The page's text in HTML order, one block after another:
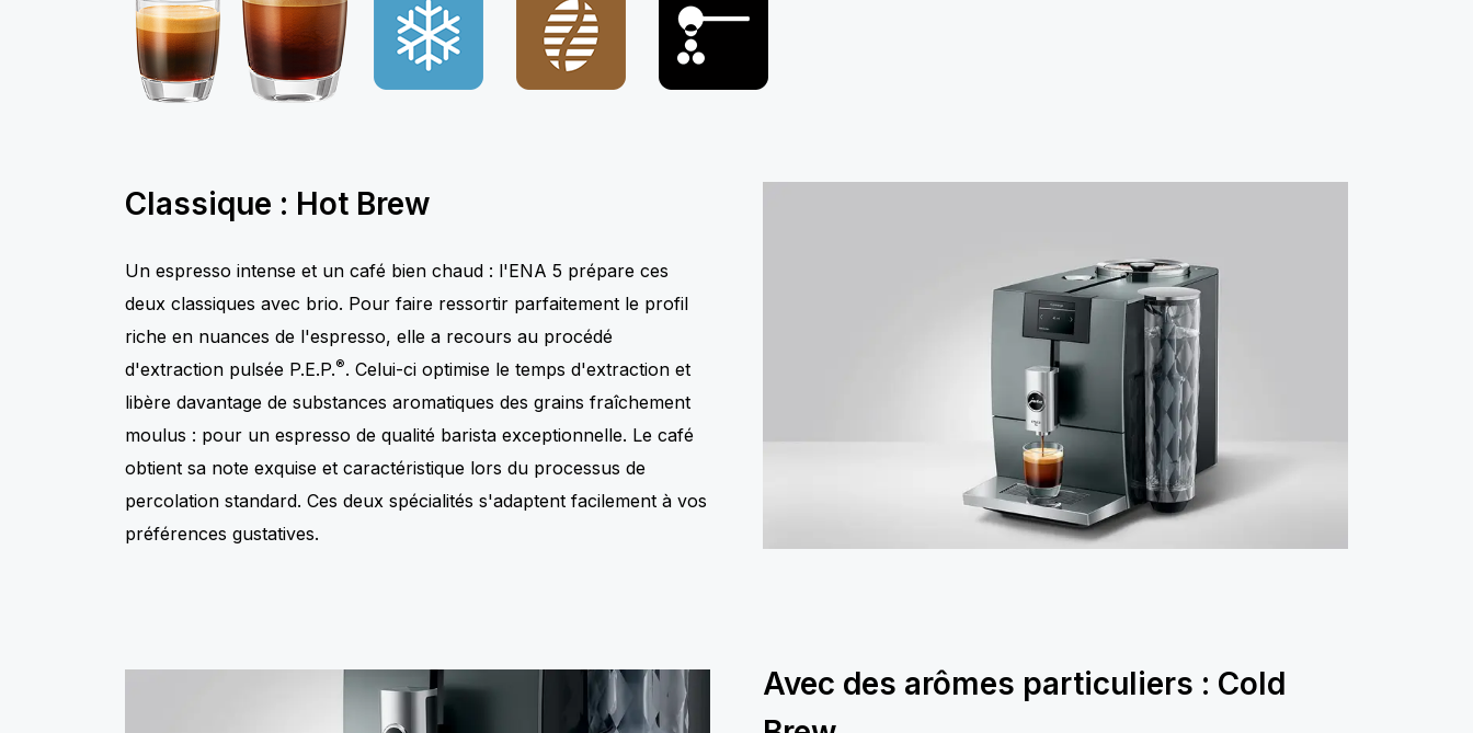
Classique : Hot Brew
Un espresso intense et un café bien chaud : l'ENA 5 prépare ces
deux classiques avec brio. Pour faire ressortir parfaitement le profil
riche en nuances de l'espresso, elle a recours au procédé
d'extraction pulsée P.E.P.®. Celui-ci optimise le temps d'extraction et
libère davantage de substances aromatiques des grains fraîchement
moulus : pour un espresso de qualité barista exceptionnelle. Le café
obtient sa note exquise et caractéristique lors du processus de
percolation standard. Ces deux spécialités s'adaptent facilement à vos
préférences gustatives.
Avec des arômes particuliers : Cold